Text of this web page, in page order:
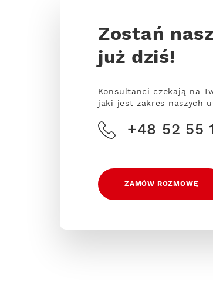
Zostań
już dziś!
Konsultanci czekają na
jaki jest zakres naszych
+48 52 55
ZAMÓW ROZMOWĘ